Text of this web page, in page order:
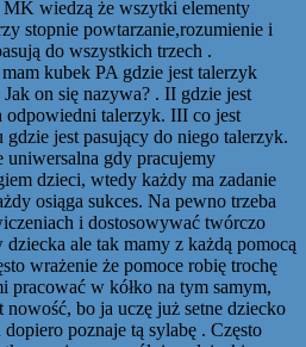
MK wiedzą że wszytki elementy
stopnie powtarzanie,rozumienie i
do wszystkich trzech .
kubek PA gdzie jest talerzyk
on się nazywa? . II gdzie jest
odpowiedni talerzyk. III co jest
gdzie jest pasujący do niego talerzyk.
uniwersalna gdy pracujemy
dzieci, wtedy każdy ma zadanie
osiąga sukces. Na pewno trzeba
i dostosowywać twórczo
ale tak mamy z każdą pomocą
wrażenie że pomoce robię trochę
pracować w kółko na tym samym,
nowość, bo ja uczę już setne dziecko
poznaje tą sylabę . Często